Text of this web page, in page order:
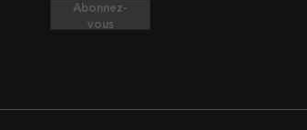
Abonnez-
vous